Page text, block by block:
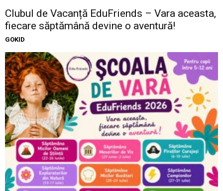
Clubul de Vacanță EduFriends – Vara aceasta,
fiecare săptămână devine o aventură!
GOKID